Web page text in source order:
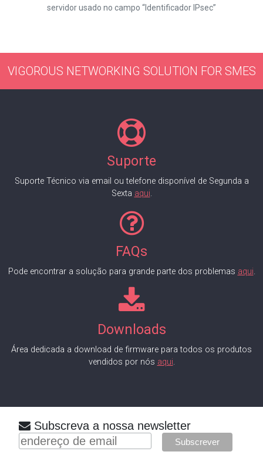
servidor usado no campo “Identificador IPsec”
VIGOROUS NETWORKING SOLUTION FOR SMES
Suporte
Suporte Técnico via email ou telefone disponível de Segunda a
Sexta aqui.
FAQs
Pode encontrar a solução para grande parte dos problemas aqui.
Downloads
Área dedicada a download de firmware para todos os produtos
vendidos por nós aqui.
Subscreva a nossa newsletter